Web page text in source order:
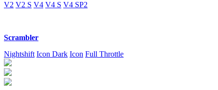
V2 V2 S V4 V4 S V4 SP2
Scrambler
Nightshift Icon Dark Icon Full Throttle